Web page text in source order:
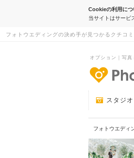
Cookieの利用につ
当サイトはサービ
フォトウエディングの決め手が見つかるクチコミ
オプション｜写
スタジ
フォトウエディ